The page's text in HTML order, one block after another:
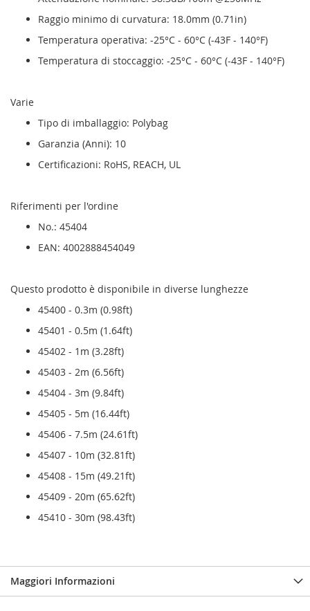
Raggio minimo di curvatura: 18.0mm (0.71in)
Temperatura operativa: -25°C - 60°C (-43F - 140°F)
Temperatura di stoccaggio: -25°C - 60°C (-43F - 140°F)
Varie
Tipo di imballaggio: Polybag
Garanzia (Anni): 10
Certificazioni: RoHS, REACH, UL
Riferimenti per l'ordine
No.: 45404
EAN: 4002888454049
Questo prodotto è disponibile in diverse lunghezze
45400 - 0.3m (0.98ft)
45401 - 0.5m (1.64ft)
45402 - 1m (3.28ft)
45403 - 2m (6.56ft)
45404 - 3m (9.84ft)
45405 - 5m (16.44ft)
45406 - 7.5m (24.61ft)
45407 - 10m (32.81ft)
45408 - 15m (49.21ft)
45409 - 20m (65.62ft)
45410 - 30m (98.43ft)
Maggiori Informazioni